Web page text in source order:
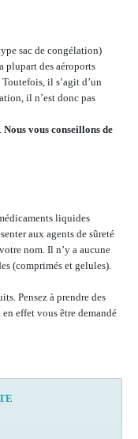
sac de congélation)
plupart des aéroports
Toutefois, il s’agit d’un
il n’est donc pas
Nous vous conseillons de
liquides
aux agents de sûreté
nom. Il n’y a aucune
(comprimés et gelules).
Pensez à prendre des
effet vous être demandé